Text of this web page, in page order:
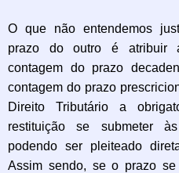
O que não entendemos
prazo do outro é atribuir
contagem do prazo
contagem do prazo
Direito Tributário a
restituição se submeter
podendo ser pleiteado
Assim sendo, se o prazo